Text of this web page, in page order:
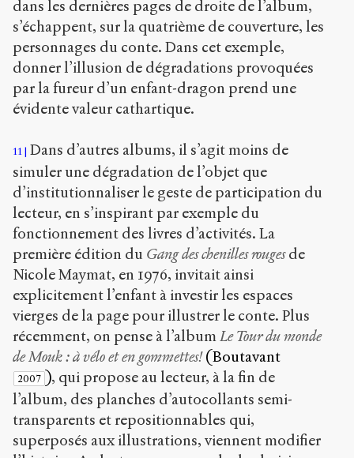
dans les dernières pages de droite de l’album,
s’échappent, sur la quatrième de couverture, les
personnages du conte. Dans cet exemple,
donner l’illusion de dégradations provoquées
par la fureur d’un enfant-dragon prend une
évidente valeur cathartique.
11 Dans d’autres albums, il s’agit moins de
simuler une dégradation de l’objet que
d’institutionnaliser le geste de participation du
lecteur, en s’inspirant par exemple du
fonctionnement des livres d’activités. La
première édition du Gang des chenilles rougesde
Nicole Maymat, en 1976, invitait ainsi
explicitement l’enfant à investir les espaces
vierges de la page pour illustrer le conte. Plus
récemment, on pense à l’albumLe Tour du monde
de Mouk : à vélo et en gommettes! (Boutavant
2007 ), qui propose au lecteur, à la fin de
l’album, des planches d’autocollants semi-
transparents et repositionnables qui,
superposés aux illustrations, viennent modifier